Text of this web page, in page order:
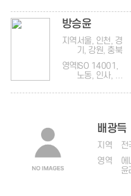
방승윤
지역서울, 인천, 경
기, 강원, 충북
영역 ISO 14001,
노동, 인사, 안
온실가스
배광득
지역
전
영역
에
윤